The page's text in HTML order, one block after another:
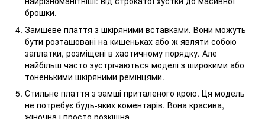
брошки.
Замшеве плаття з шкіряними вставками. Вони можуть
бути розташовані на кишеньках або ж являти собою
заплатки, розміщені в хаотичному порядку. Але
найбільш часто зустрічаються моделі з широкими або
тоненькими шкіряними ремінцями.
Стильне плаття з замші приталеного крою. Ця модель
не потребує будь-яких коментарів. Вона красива,